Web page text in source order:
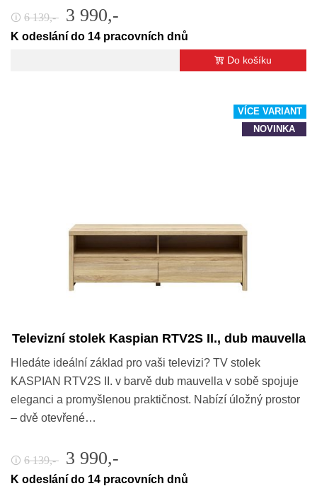
🛈 6 139,- 3 990,-
K odeslání do 14 pracovních dnů
Do košíku
VÍCE VARIANT
NOVINKA
Televizní stolek Kaspian RTV2S II., dub mauvella
Hledáte ideální základ pro vaši televizi? TV stolek
KASPIAN RTV2S II. v barvě dub mauvella v sobě spojuje
eleganci a promyšlenou praktičnost. Nabízí úložný prostor
– dvě otevřené…
🛈 6 139,- 3 990,-
K odeslání do 14 pracovních dnů